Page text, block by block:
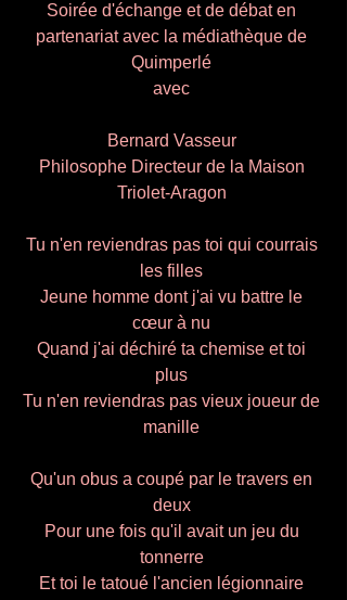
Soirée d'échange et de débat en
partenariat avec la médiathèque de
Quimperlé
avec
Bernard Vasseur
Philosophe Directeur de la Maison
Triolet-Aragon
Tu n'en reviendras pas toi qui courrais
les filles
Jeune homme dont j'ai vu battre le
cœur à nu
Quand j'ai déchiré ta chemise et toi
plus
Tu n'en reviendras pas vieux joueur de
manille
Qu'un obus a coupé par le travers en
deux
Pour une fois qu'il avait un jeu du
tonnerre
Et toi le tatoué l'ancien légionnaire